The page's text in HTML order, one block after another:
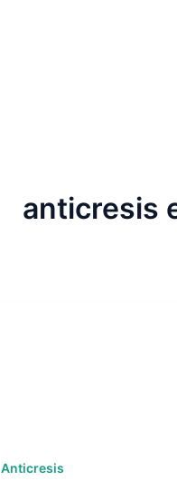
anticresis
Anticresis